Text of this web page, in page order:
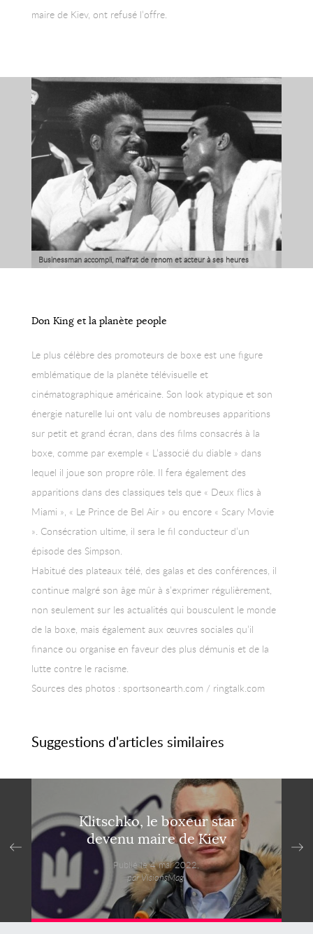
maire de Kiev, ont refusé l’offre.
Businessman accompli, malfrat de renom et acteur à ses heures
Don King et la planète people
Le plus célèbre des promoteurs de boxe est une figure
emblématique de la planète télévisuelle et
cinématographique américaine. Son look atypique et son
énergie naturelle lui ont valu de nombreuses apparitions
sur petit et grand écran, dans des films consacrés à la
boxe, comme par exemple « L’associé du diable » dans
lequel il joue son propre rôle. Il fera également des
apparitions dans des classiques tels que « Deux flics à
Miami », « Le Prince de Bel Air » ou encore « Scary Movie
». Consécration ultime, il sera le fil conducteur d’un
épisode des Simpson.
Habitué des plateaux télé, des galas et des conférences, il
continue malgré son âge mûr à s’exprimer régulièrement,
non seulement sur les actualités qui bousculent le monde
de la boxe, mais également aux œuvres sociales qu’il
finance ou organise en faveur des plus démunis et de la
lutte contre le racisme.
Sources des photos : sportsonearth.com / ringtalk.com
Suggestions d'articles similaires
Klitschko, le boxeur star
devenu maire de Kiev
Publié le 4 mai 2022,
par VisionsMag.